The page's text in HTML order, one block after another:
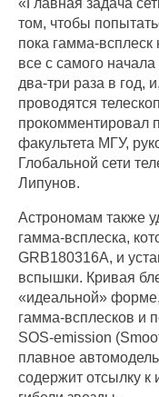
том, чтобы
пока гамма-
все с самого
два-три раза в год,
проводятся
прокомментировал
факультета МГУ,
Глобальной сети
Липунов.
Астрономам также
гамма-всплеска,
GRB180316A, и
вспышки. Кривая
«идеальной» форме,
гамма-всплесков и
SOS-emission
плавное
содержит отсылку к